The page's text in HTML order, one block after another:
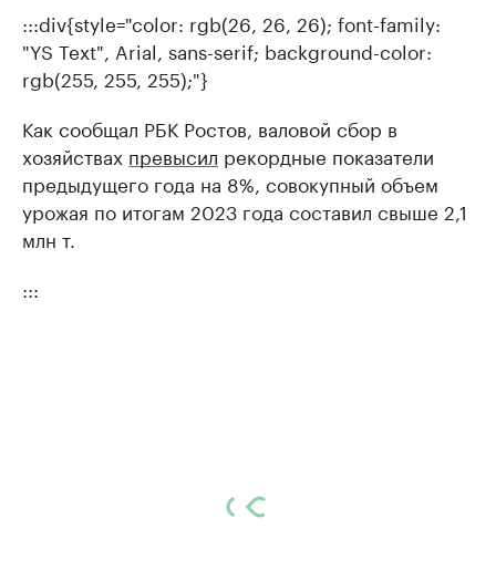
:::div{style="color: rgb(26, 26, 26); font-family:
"YS Text", Arial, sans-serif; background-color:
rgb(255, 255, 255);"}
Как сообщал РБК Ростов, валовой сбор в
хозяйствах превысил рекордные показатели
предыдущего года на 8%, совокупный объем
урожая по итогам 2023 года составил свыше 2,1
млн т.
:::